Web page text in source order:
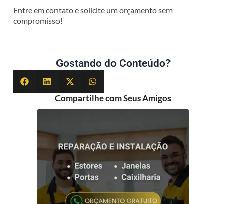
Entre em contato e solicite um orçamento sem
compromisso!
Gostando do Conteúdo?
Compartilhe com Seus Amigos